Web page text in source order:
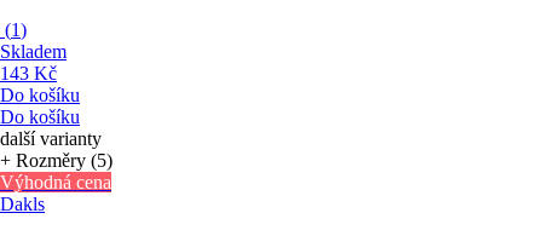
(1)
Skladem
143 Kč
Do košíku
Do košíku
další varianty
+ Rozměry (5)
Výhodná cena
Dakls